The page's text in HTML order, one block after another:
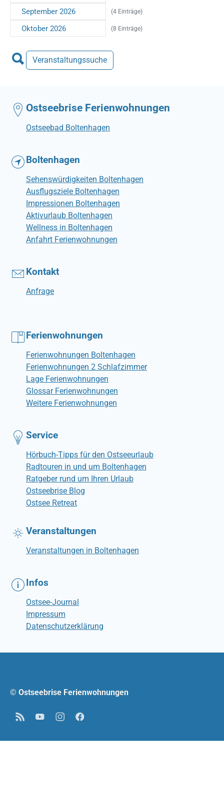
September 2026 (4 Einträge)
Oktober 2026 (8 Einträge)
Veranstaltungssuche
Ostseebrise Ferienwohnungen
Ostseebad Boltenhagen
Boltenhagen
Sehenswürdigkeiten Boltenhagen
Ausflugsziele Boltenhagen
Impressionen Boltenhagen
Aktivurlaub Boltenhagen
Wellness in Boltenhagen
Anfahrt Ferienwohnungen
Kontakt
Anfrage
Ferienwohnungen
Ferienwohnungen Boltenhagen
Ferienwohnungen 2 Schlafzimmer
Lage Ferienwohnungen
Glossar Ferienwohnungen
Weitere Ferienwohnungen
Service
Hörbuch-Tipps für den Ostseeurlaub
Radtouren in und um Boltenhagen
Ratgeber rund um Ihren Urlaub
Ostseebrise Blog
Ostsee Retreat
Veranstaltungen
Veranstaltungen in Boltenhagen
Infos
Ostsee-Journal
Impressum
Datenschutzerklärung
© Ostseebrise Ferienwohnungen
RSS YouTubeInstagramFacebook